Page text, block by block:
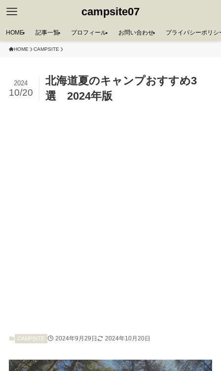
campsite07
HOME 記事一覧 プロフィール お問い合わせ プライバシーポリシ
HOME CAMPSITE
北海道夏のキャンプおすすめ3
選 2024年版
2024
10/20
CAMPSITE 2024年9月29日 2024年10月20日